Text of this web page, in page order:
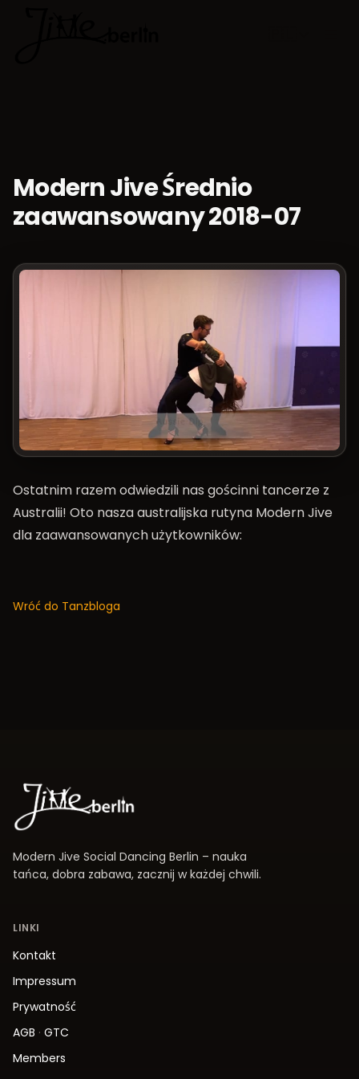
Modern Jive Średnio
zaawansowany 2018-07
Ostatnim razem odwiedzili nas gościnni tancerze z
Australii! Oto nasza australijska rutyna Modern Jive
dla zaawansowanych użytkowników:
Wróć do Tanzbloga
Modern Jive Social Dancing Berlin – nauka
tańca, dobra zabawa, zacznij w każdej chwili.
LINKI
Kontakt
Impressum
Prywatność
AGB · GTC
Members